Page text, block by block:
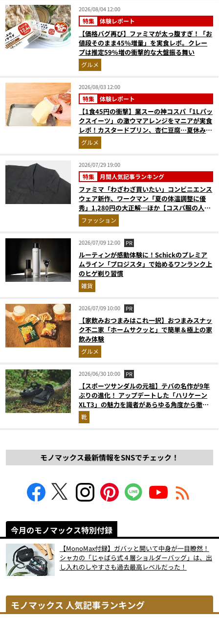
2026/08/04 12:00
特集 体験レポート
【価格バグ再び】ファミマが太っ腹すぎ！「お
値段そのまま45%増量」を実食レポ。クレー
プは推定59%増の衝撃的な大盤振る舞い
グルメ
2026/08/03 12:00
特集 体験レポート
【1食45円の衝撃】業スーの神コスパ「1Lパッ
クスイーツ」の激ウマアレンジをマニアが実食
レポ！カスタードプリン、杏仁豆腐…夏休みの
おやつに最強すぎた
グルメ
2026/07/29 19:00
特集 月間人気記事ランキング
ファミマ「わざわざ買いたい」コンビニエンス
ウェア新作、ワークマン「夏の体温調整に優
秀」1,280円の大正解…ほか【コスパ服の人気
記事ランキングベスト3】（2026年6月版）
ファッション
2026/07/09 12:00 PR
ルーティンが感動体験に！Schickのプレミア
ムライン「プロジスタ」で始めるワンランク上
のヒゲ剃り習慣
雑貨
2026/07/09 10:00 PR
【家飲みおつまみはこれ一択】おつまみスナッ
ク不二家「ホームサクッと」で簡単＆極上の家
飲み体験
グルメ
2026/06/30 10:00 PR
【スポーツサンダルの元祖】テバの名作が9年
ぶりの進化！ アップデートした「ハリケーン
XLT3」の魅力を識者があらゆる角度から徹底
解説！
靴
モノマックス最新情報をSNSでチェック！
今月のモノマックス特別付録
【MonoMax付録】ガバッと開いて中身が一目瞭然！
シャカの「じゃばら式４層ショルダーバッグ」は、出
し入れのしやすさも過去最高レベルだった！
モノマックス 人気記事ランキング